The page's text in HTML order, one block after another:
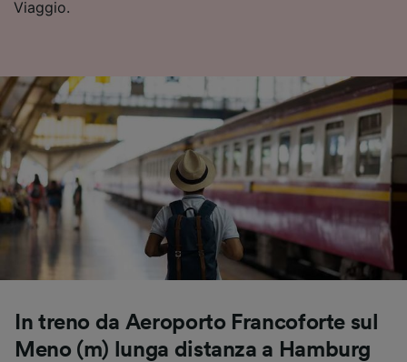
Viaggio.
In treno da Aeroporto Francoforte sul
Meno (m) lunga distanza a Hamburg
Utilizzare dati di geolocalizzazione precisi.
accedervi. Pubblicità e contenuti
personalizzati, misurazione delle prestazioni
dei contenuti e degli annunci, ricerche sul
pubblico, sviluppo di servizi.
Elenco dei partner (fornitori)